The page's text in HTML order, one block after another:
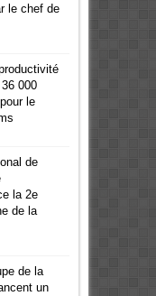
le chef de
000
le
de
la 2e
de la
de la
un